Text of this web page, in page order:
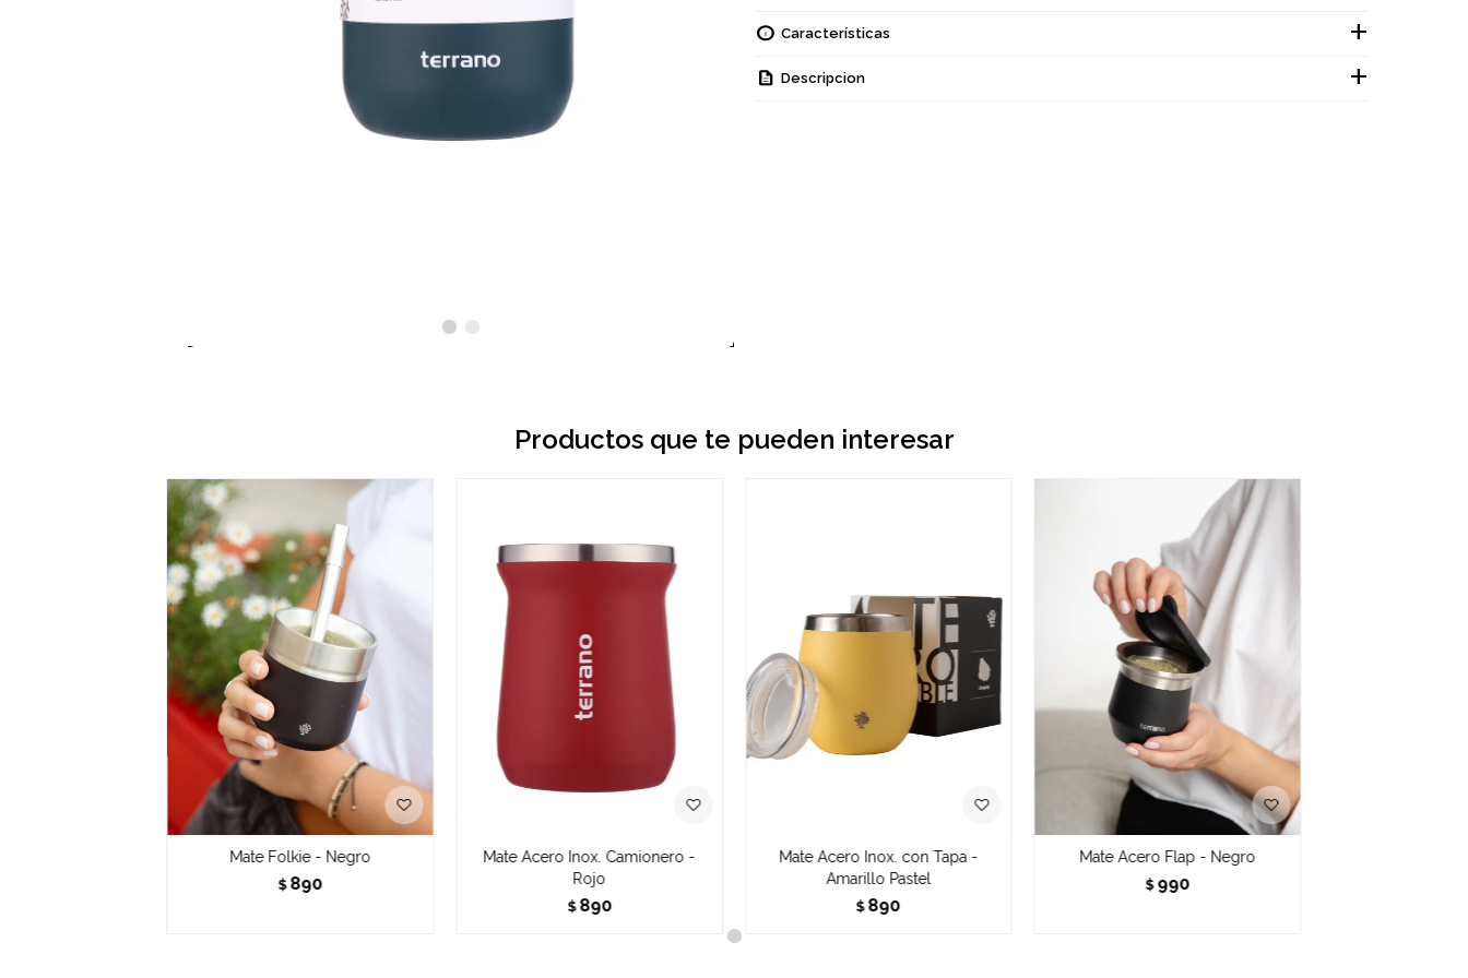
Características
Descripcion
Productos que te pueden interesar
Mate Folkie - Negro
$ 890
Mate Acero Inox. Camionero -
Rojo
$ 890
Mate Acero Inox. con Tapa -
Amarillo Pastel
$ 890
Mate Acero Flap - Negro
$ 990